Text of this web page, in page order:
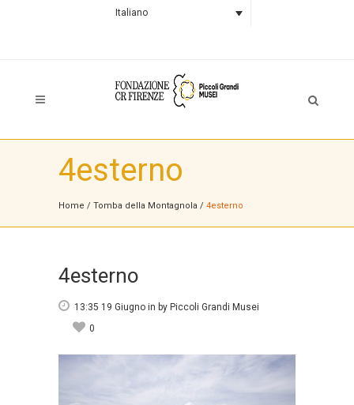
Italiano
4esterno
Home / Tomba della Montagnola / 4esterno
4esterno
13:35 19 Giugno in by Piccoli Grandi Musei
0